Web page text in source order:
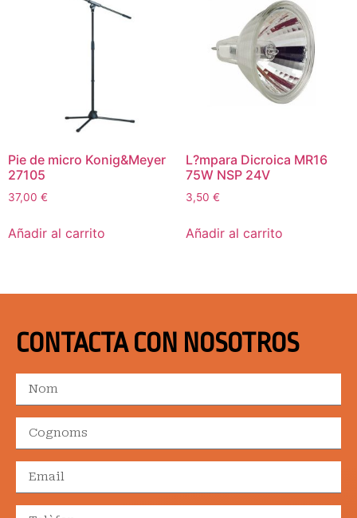
Pie de micro Konig&Meyer
27105
37,00 €
Añadir al carrito
L?mpara Dicroica MR16
75W NSP 24V
3,50 €
Añadir al carrito
CONTACTA CON NOSOTROS